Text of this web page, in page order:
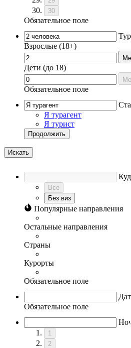
30
Обязательное поле
Взрослые (18+)
Дети (до 18)
Обязательное поле
Я турагент
Я турист
Продолжить
Искать
Все
Без виз
Популярные направления
Остальные направления
Страны
Курорты
Обязательное поле
Обязательное поле
1
2